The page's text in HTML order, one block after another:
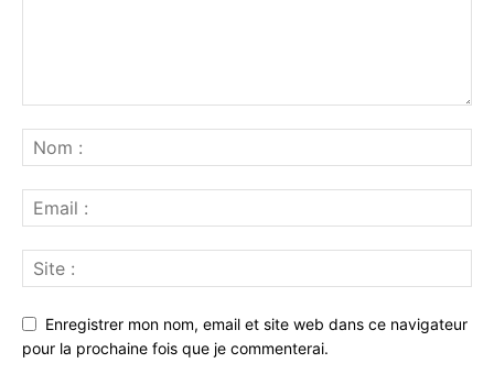
Enregistrer mon nom, email et site web dans ce navigateur
pour la prochaine fois que je commenterai.